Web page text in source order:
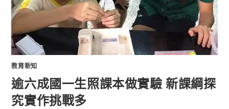
教育新知
逾六成國一生照課本做實驗 新課綱探
究實作挑戰多